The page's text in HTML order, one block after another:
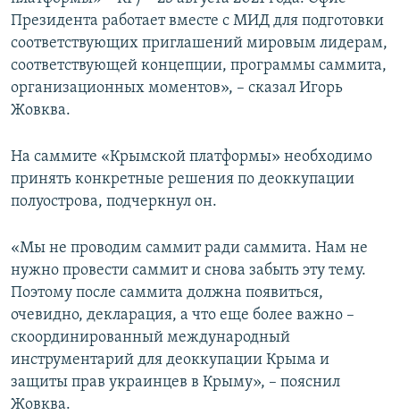
Президента работает вместе с МИД для подготовки
соответствующих приглашений мировым лидерам,
соответствующей концепции, программы саммита,
организационных моментов», – сказал Игорь
Жовква.
На саммите «Крымской платформы» необходимо
принять конкретные решения по деоккупации
полуострова, подчеркнул он.
«Мы не проводим саммит ради саммита. Нам не
нужно провести саммит и снова забыть эту тему.
Поэтому после саммита должна появиться,
очевидно, декларация, а что еще более важно –
скоординированный международный
инструментарий для деоккупации Крыма и
защиты прав украинцев в Крыму», – пояснил
Жовква.